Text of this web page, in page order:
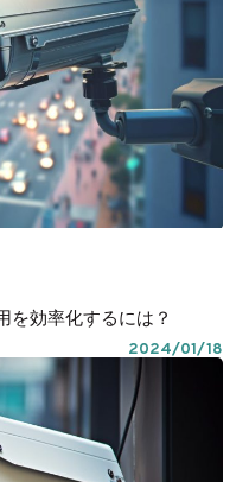
を効率化するには？
2024/01/18